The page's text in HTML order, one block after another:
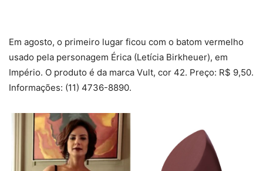
Em agosto, o primeiro lugar ficou com o batom vermelho
usado pela personagem Érica (Letícia Birkheuer), em
Império. O produto é da marca Vult, cor 42. Preço: R$ 9,50.
Informações: (11) 4736-8890.